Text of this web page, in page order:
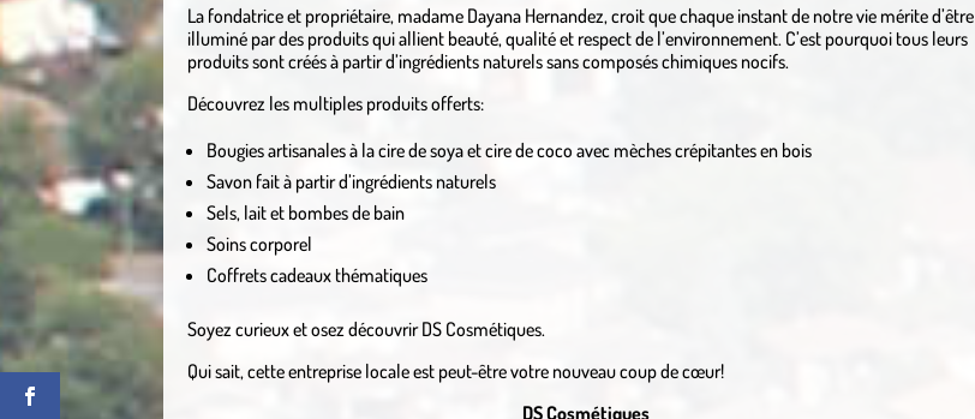
La fondatrice et propriétaire, madame Dayana Hernandez, croit que chaque instant de notre vie mérite d’être
illuminé par des produits qui allient beauté, qualité et respect de l’environnement. C’est pourquoi tous leurs
produits sont créés à partir d’ingrédients naturels sans composés chimiques nocifs.
Découvrez les multiples produits offerts:
Bougies artisanales à la cire de soya et cire de coco avec mèches crépitantes en bois
Savon fait à partir d’ingrédients naturels
Sels, lait et bombes de bain
Soins corporel
Coffrets cadeaux thématiques
Soyez curieux et osez découvrir DS Cosmétiques.
Qui sait, cette entreprise locale est peut-être votre nouveau coup de cœur!
DS Cosmétiques